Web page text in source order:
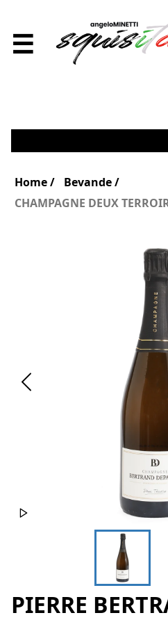
☰
Home
Bevande
CHAMPAGNE DEUX
PIERRE